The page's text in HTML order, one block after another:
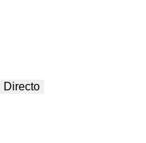
Directo